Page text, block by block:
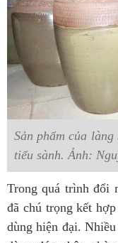
Sản phẩm của
tiểu sành. Ảnh:
Trong quá trình đổi
đã chú trọng kết
dùng hiện đại.